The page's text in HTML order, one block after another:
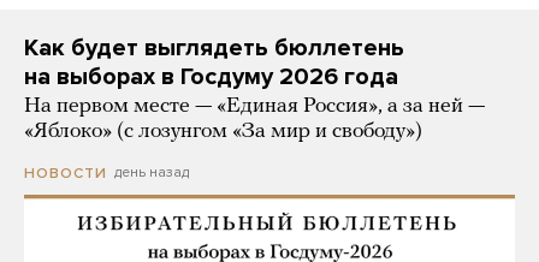
Как будет выглядеть бюллетень
на выборах в Госдуму 2026 года
На первом месте — «Единая Россия», а за ней —
«Яблоко» (с лозунгом «За мир и свободу»)
НОВОСТИ день назад